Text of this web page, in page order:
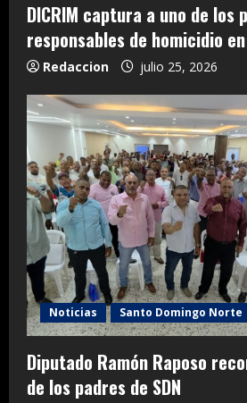
DICRIM captura a uno de los
responsables de homicidio
Redaccion julio 25, 2026
Noticias Santo Domingo Norte
Diputado Ramón Raposo
de los padres de SDN